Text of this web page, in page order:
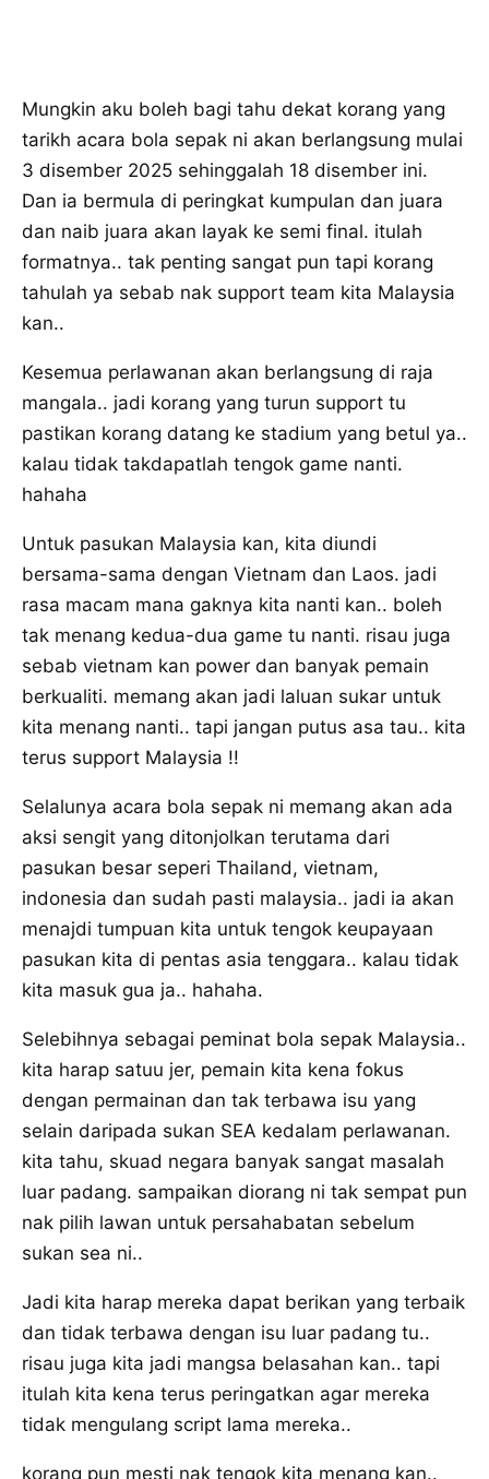
Mungkin aku boleh bagi tahu dekat korang yang
tarikh acara bola sepak ni akan berlangsung mulai
3 disember 2025 sehinggalah 18 disember ini.
Dan ia bermula di peringkat kumpulan dan juara
dan naib juara akan layak ke semi final. itulah
formatnya.. tak penting sangat pun tapi korang
tahulah ya sebab nak support team kita Malaysia
kan..
Kesemua perlawanan akan berlangsung di raja
mangala.. jadi korang yang turun support tu
pastikan korang datang ke stadium yang betul ya..
kalau tidak takdapatlah tengok game nanti.
hahaha
Untuk pasukan Malaysia kan, kita diundi
bersama-sama dengan Vietnam dan Laos. jadi
rasa macam mana gaknya kita nanti kan.. boleh
tak menang kedua-dua game tu nanti. risau juga
sebab vietnam kan power dan banyak pemain
berkualiti. memang akan jadi laluan sukar untuk
kita menang nanti.. tapi jangan putus asa tau.. kita
terus support Malaysia !!
Selalunya acara bola sepak ni memang akan ada
aksi sengit yang ditonjolkan terutama dari
pasukan besar seperi Thailand, vietnam,
indonesia dan sudah pasti malaysia.. jadi ia akan
menajdi tumpuan kita untuk tengok keupayaan
pasukan kita di pentas asia tenggara.. kalau tidak
kita masuk gua ja.. hahaha.
Selebihnya sebagai peminat bola sepak Malaysia..
kita harap satuu jer, pemain kita kena fokus
dengan permainan dan tak terbawa isu yang
selain daripada sukan SEA kedalam perlawanan.
kita tahu, skuad negara banyak sangat masalah
luar padang. sampaikan diorang ni tak sempat pun
nak pilih lawan untuk persahabatan sebelum
sukan sea ni..
Jadi kita harap mereka dapat berikan yang terbaik
dan tidak terbawa dengan isu luar padang tu..
risau juga kita jadi mangsa belasahan kan.. tapi
itulah kita kena terus peringatkan agar mereka
tidak mengulang script lama mereka..
korang pun mesti nak tengok kita menang kan..